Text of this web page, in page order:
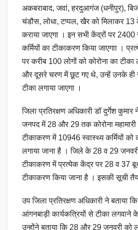
अकबराबाद, जवां, हरदुआगंज (धनीपुर),
चंडौस, लोधा, टप्पल, खैर को मिलाकर 13
कराया जाएगा । इन सभी केंद्रों पर
कर्मियों का टीकाकरण किया जाएगाा ।
पर करीब 100 लोगों को कोरोना का टीका
और दूसरे चरण में छूट गए थे, उन्हें उनके ही
टीका लगाया जाएगा ‌‌।
जिला प्रतिरक्षण अधिकारी डॉ दुर्गेश
जनपद में 28 और 29 तक कोरोना
टीकाकरण में 10946 स्वास्थ्य कर्मियों को
लगाया जाना है । जिले के 28 व 29
टीकाकरण में प्रत्येक केंद्र पर 28 व 37
टीकाकरण किया जाना है । इसकी सूची
उप जिला प्रतिरक्षण अधिकारी ने बताया
आंगनबाड़ी कार्यकत्रियों से टीका लगवाने
उन्होंने बताया कि 28 और 29 जनवरी को